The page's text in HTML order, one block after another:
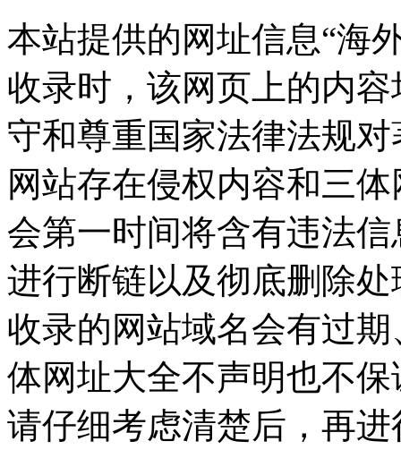
本站提供的网址信息“海
收录时，该网页上的内
守和尊重国家法律法规
网站存在侵权内容和三
会第一时间将含有违法
进行断链以及彻底删除
收录的网站域名会有过
体网址大全不声明也不
请仔细考虑清楚后，再